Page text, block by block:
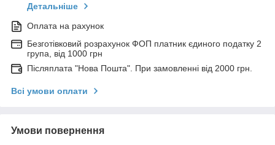
Детальніше
Оплата на рахунок
Безготівковий розрахунок ФОП платник єдиного податку 2
група, від 1000 грн
Післяплата "Нова Пошта". При замовленні від 2000 грн.
Всі умови оплати
Умови повернення